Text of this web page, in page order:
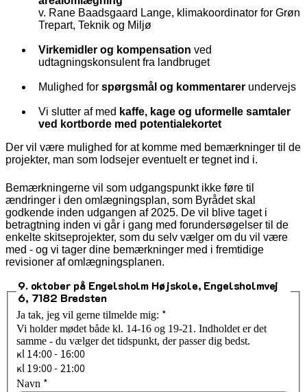
v. Rane Baadsgaard Lange, klimakoordinator for Grøn
Trepart, Teknik og Miljø
Virkemidler og kompensation ved
udtagningskonsulent fra landbruget
Mulighed for spørgsmål og kommentarer undervejs
Vi slutter af med kaffe, kage og uformelle samtaler
ved kortborde med potentialekortet
Der vil være mulighed for at komme med bemærkninger til de
projekter, man som lodsejer eventuelt er tegnet ind i.
Bemærkningerne vil som udgangspunkt ikke føre til
ændringer i den omlægningsplan, som Byrådet skal
godkende inden udgangen af 2025. De vil blive taget i
betragtning inden vi går i gang med forundersøgelser til de
enkelte skitseprojekter, som du selv vælger om du vil være
med - og vi tager dine bemærkninger med i fremtidige
revisioner af omlægningsplanen.
9. oktober på Engelsholm Højskole, Engelsholmvej
6, 7182 Bredsten
Ja tak, jeg vil gerne tilmelde mig: *
Vi holder mødet både kl. 14-16 og 19-21. Indholdet er det
samme - du vælger det tidspunkt, der passer dig bedst.
kl 14:00 - 16:00
kl 19:00 - 21:00
Navn *